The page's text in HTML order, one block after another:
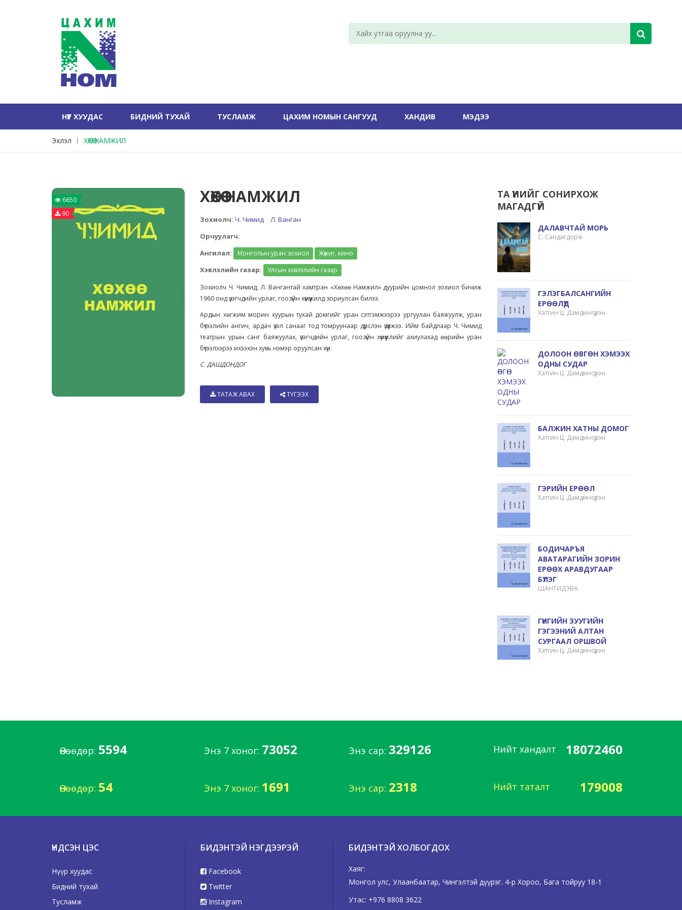
НҮҮР ХУУДАС БИДНИЙ ТУХАЙ ТУСЛАМЖ ЦАХИМ НОМЫН САНГУУД ХАНДИВ МЭДЭЭ
Эхлэл ХӨХӨӨ НАМЖИЛ
6650
90
ХӨХӨӨ НАМЖИЛ
Зохиолч: Ч. Чимид
Л. Ванган
Орчуулагч:
Ангилал:
Монголын уран зохиол Жүжиг, кино
Хэвлэлийн газар:
Улсын хэвлэлийн газар
Зохиолч Ч. Чимид, Л. Вангантай хамтран «Хөхөө Намжил» дуурийн цомнол зохиол бичиж
1960 онд үзэгчдийн урлаг, гоозүйн хүмүүжилд зориулсан билээ.
Ардын хөгжим морин хуурын тухай домгийг уран сэтгэмжээрээ ургуулан баяжуулж, уран
бүтээлийн ангич, ардач үзэл санааг тод томруунаар дүрслэн үзүүлжээ. Ийм байдлаар Ч. Чимид
театрын урын санг баяжуулах, үзэгчдийн урлаг, гоозүйн хүмүүжлийг ахиулахад өөрийн уран
бүтээлээрээ ихээхэн хувь нэмэр оруулсан хүн.
С. ДАШДОНДОГ
ТАТАЖ АВАХ ТҮГЭЭХ
ТА ҮҮНИЙГ СОНИРХОЖ
МАГАДГҮЙ
ДАЛАВЧТАЙ МОРЬ
С. Сандагдорж
ГЭЛЭГБАЛСАНГИЙН
ЕРӨӨЛҮҮД
Хатгин Ц. Дамдинсүрэн
ДОЛООН ӨВГӨН ХЭМЭЭХ
ОДНЫ СУДАР
Хатгин Ц. Дамдинсүрэн
БАЛЖИН ХАТНЫ ДОМОГ
Хатгин Ц. Дамдинсүрэн
ГЭРИЙН ЕРӨӨЛ
Хатгин Ц. Дамдинсүрэн
БОДИЧАРЪЯ
АВАТАРАГИЙН ЗОРИН
ЕРӨӨХ АРАВДУГААР
БҮЛЭГ
ШАНТИДЭВА
ГҮНГИЙН ЗУУГИЙН
ГЭГЭЭНИЙ АЛТАН
СУРГААЛ ОРШВОЙ
Хатгин Ц. Дамдинсүрэн
Өнөөдөр: 5594 Энэ 7 хоног: 73052 Энэ сар: 329126 Нийт хандалт 18072460
Өнөөдөр: 54 Энэ 7 хоног: 1691 Энэ сар: 2318 Нийт таталт 179008
ҮНДСЭН ЦЭС
Нүүр хуудас
Бидний тухай
Тусламж
БИДЭНТЭЙ НЭГДЭЭРЭЙ
Facebook
Twitter
Instagram
БИДЭНТЭЙ ХОЛБОГДОХ
Хаяг:
Монгол улс, Улаанбаатар, Чингэлтэй дүүрэг. 4-р Хороо, Бага тойруу 18-1
Утас: +976 8808 3622